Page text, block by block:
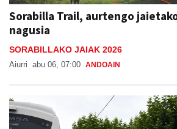
Sorabilla Trail, aurtengo
nagusia
SORABILLAKO JAIAK 2026
Aiurri abu 06, 07:00 ANDOAIN